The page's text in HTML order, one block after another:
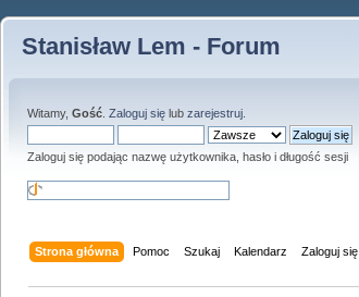
Stanisław Lem - Forum
Witamy, Gość Zaloguj się lub zarejestruj
Zaloguj się podając nazwę użytkownika, hasło i długość sesji
Strona główna Pomoc Szukaj Kalendarz Zaloguj się